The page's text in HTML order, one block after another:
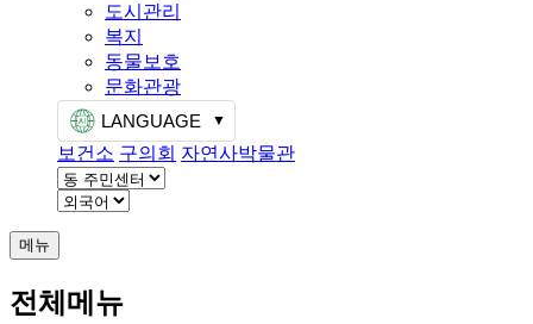
도시관리
복지
동물보호
문화관광
LANGUAGE
보건소 구의회 자연사박물관
메뉴
전체메뉴